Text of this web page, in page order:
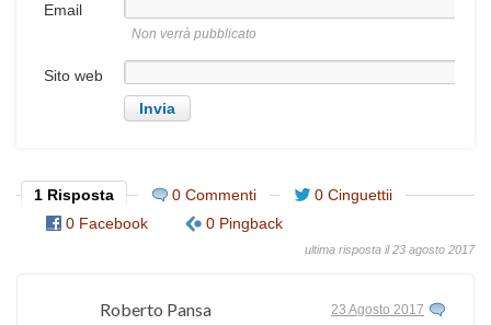
Email
Non verrà pubblicato
Sito web
1 Risposta 0 Commenti
0 Cinguettii
0 Facebook
0 Pingback
ultima risposta il 23 agosto 2017
Roberto Pansa 23 Agosto 2017